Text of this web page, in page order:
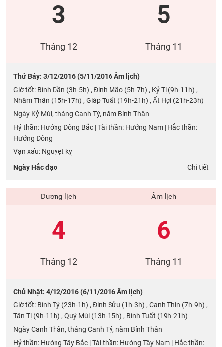
3
Tháng 12
5
Tháng 11
Thứ Bảy: 3/12/2016 (5/11/2016 Âm lịch)
Giờ tốt: Bính Dần (3h-5h) , Đinh Mão (5h-7h) , Kỷ Tị (9h-11h) ,
Nhâm Thân (15h-17h) , Giáp Tuất (19h-21h) , Ất Hợi (21h-23h)
Ngày Kỷ Mùi, tháng Canh Tý, năm Bính Thân
Hỷ thần: Hướng Đông Bắc | Tài thần: Hướng Nam | Hắc thần:
Hướng Đông
Vận xấu: Nguyệt kỵ
Ngày Hắc đạo
Chi tiết
Dương lịch
4
Tháng 12
Âm lịch
6
Tháng 11
Chủ Nhật: 4/12/2016 (6/11/2016 Âm lịch)
Giờ tốt: Bính Tý (23h-1h) , Đinh Sửu (1h-3h) , Canh Thìn (7h-9h) ,
Tân Tị (9h-11h) , Quý Mùi (13h-15h) , Bính Tuất (19h-21h)
Ngày Canh Thân, tháng Canh Tý, năm Bính Thân
Hỷ thần: Hướng Tây Bắc | Tài thần: Hướng Tây Nam | Hắc thần: